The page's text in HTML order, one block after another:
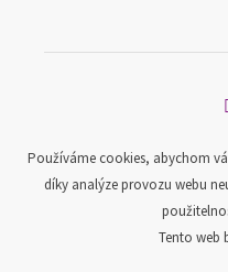
Používáme cookies, abychom
díky analýze provozu webu
Tento web